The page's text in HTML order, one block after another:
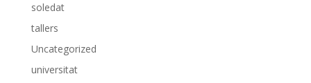
soledat
tallers
Uncategorized
universitat